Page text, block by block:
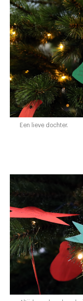
Een lieve dochter.